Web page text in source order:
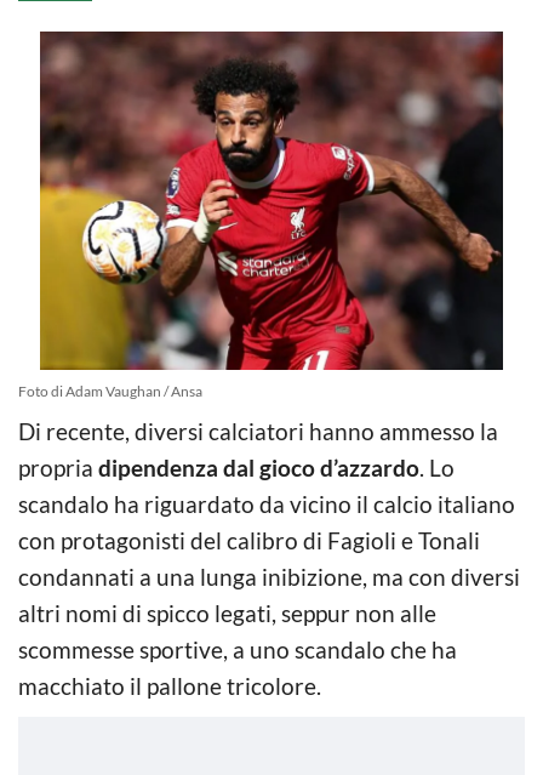
Foto di Adam Vaughan / Ansa
Di recente, diversi calciatori hanno ammesso la
propria dipendenza dal gioco d’azzardo. Lo
scandalo ha riguardato da vicino il calcio italiano
con protagonisti del calibro di Fagioli e Tonali
condannati a una lunga inibizione, ma con diversi
altri nomi di spicco legati, seppur non alle
scommesse sportive, a uno scandalo che ha
macchiato il pallone tricolore.